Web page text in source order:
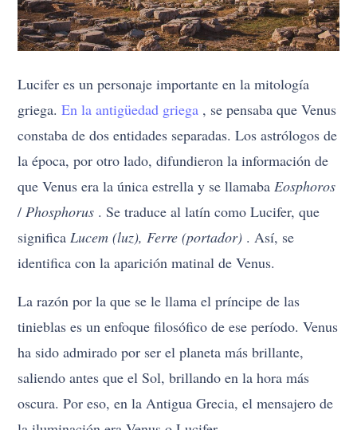
Lucifer es un personaje importante en la mitología
griega.En la antigüedad griega , se pensaba que Venus
constaba de dos entidades separadas. Los astrólogos de
la época, por otro lado, difundieron la información de
que Venus era la única estrella y se llamabaEosphoros
/Phosphorus . Se traduce al latín como Lucifer, que
significaLucem (luz), Ferre (portador) . Así, se
identifica con la aparición matinal de Venus.
La razón por la que se le llama el príncipe de las
tinieblas es un enfoque filosófico de ese período. Venus
ha sido admirado por ser el planeta más brillante,
saliendo antes que el Sol, brillando en la hora más
oscura. Por eso, en la Antigua Grecia, el mensajero de